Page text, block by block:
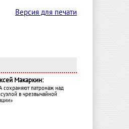
Версия для печати
Макаркин:
сохраняют патронаж над
в чрезвычайной